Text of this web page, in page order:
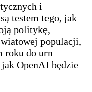
i
testem tego, jak
politykę,
populacji,
roku do urn
OpenAI będzie